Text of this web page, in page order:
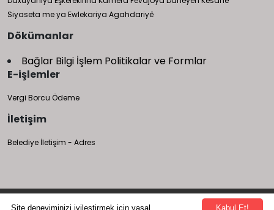
Siyaseta me ya Ewlekariya Agahdariyê
Dökümanlar
Bağlar Bilgi İşlem Politikalar ve Formlar
E-işlemler
Vergi Borcu Ödeme
İletişim
Belediye İletişim - Adres
Bağlar Belediyesi Bilgi İşlem Müdürlüğü tarafından yapılmıştır.
Kabul Et!
Site deneyiminizi iyileştirmek için yasal